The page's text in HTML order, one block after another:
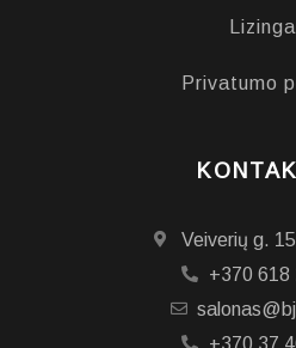
Privatumo
Veiverių g.
+370 618